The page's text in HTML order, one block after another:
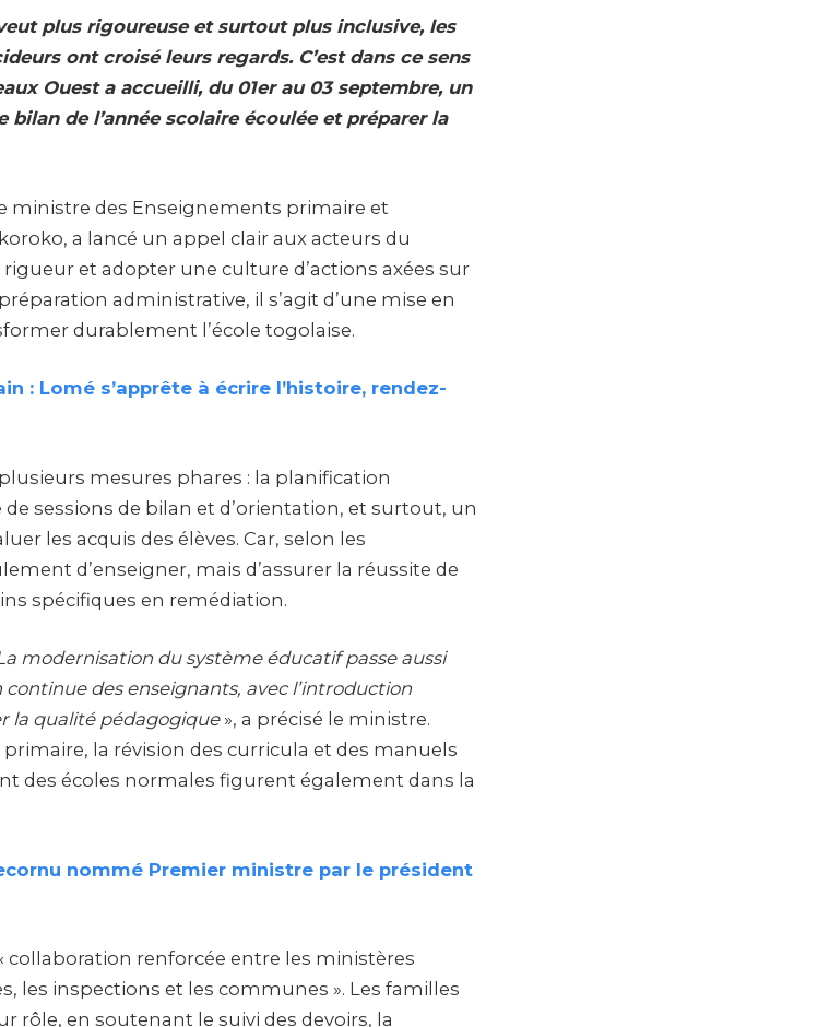
plus rigoureuse et surtout plus inclusive, les
ont croisé leurs regards. C’est dans ce sens
Ouest a accueilli, du 01er au 03 septembre, un
de l’année scolaire écoulée et préparer la
ministre des Enseignements primaire et
a lancé un appel clair aux acteurs du
et adopter une culture d’actions axées sur
administrative, il s’agit d’une mise en
durablement l’école togolaise.
: Lomé s’apprête à écrire l’histoire, rendez-
mesures phares : la planification
sessions de bilan et d’orientation, et surtout, un
les acquis des élèves. Car, selon les
d’enseigner, mais d’assurer la réussite de
spécifiques en remédiation.
modernisation du système éducatif passe aussi
des enseignants, avec l’introduction
la qualité pédagogique», a précisé le ministre.
la révision des curricula et des manuels
des écoles normales figurent également dans la
nommé Premier ministre par le président
collaboration renforcée entre les ministères
les inspections et les communes ». Les familles
rôle, en soutenant le suivi des devoirs, la